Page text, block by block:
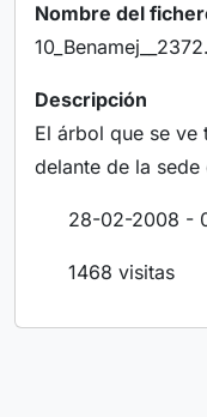
Nombre del
Descripción
El árbol que se ve
delante de la
28-02-2008 -
1468 visitas